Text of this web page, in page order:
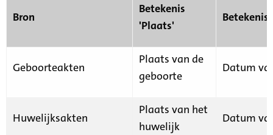
Bron
Betekenis
'Plaats'
Geboorteakten
Plaats van de
geboorte
Datum
Huwelijksakten
Plaats van het
huwelijk
Datum